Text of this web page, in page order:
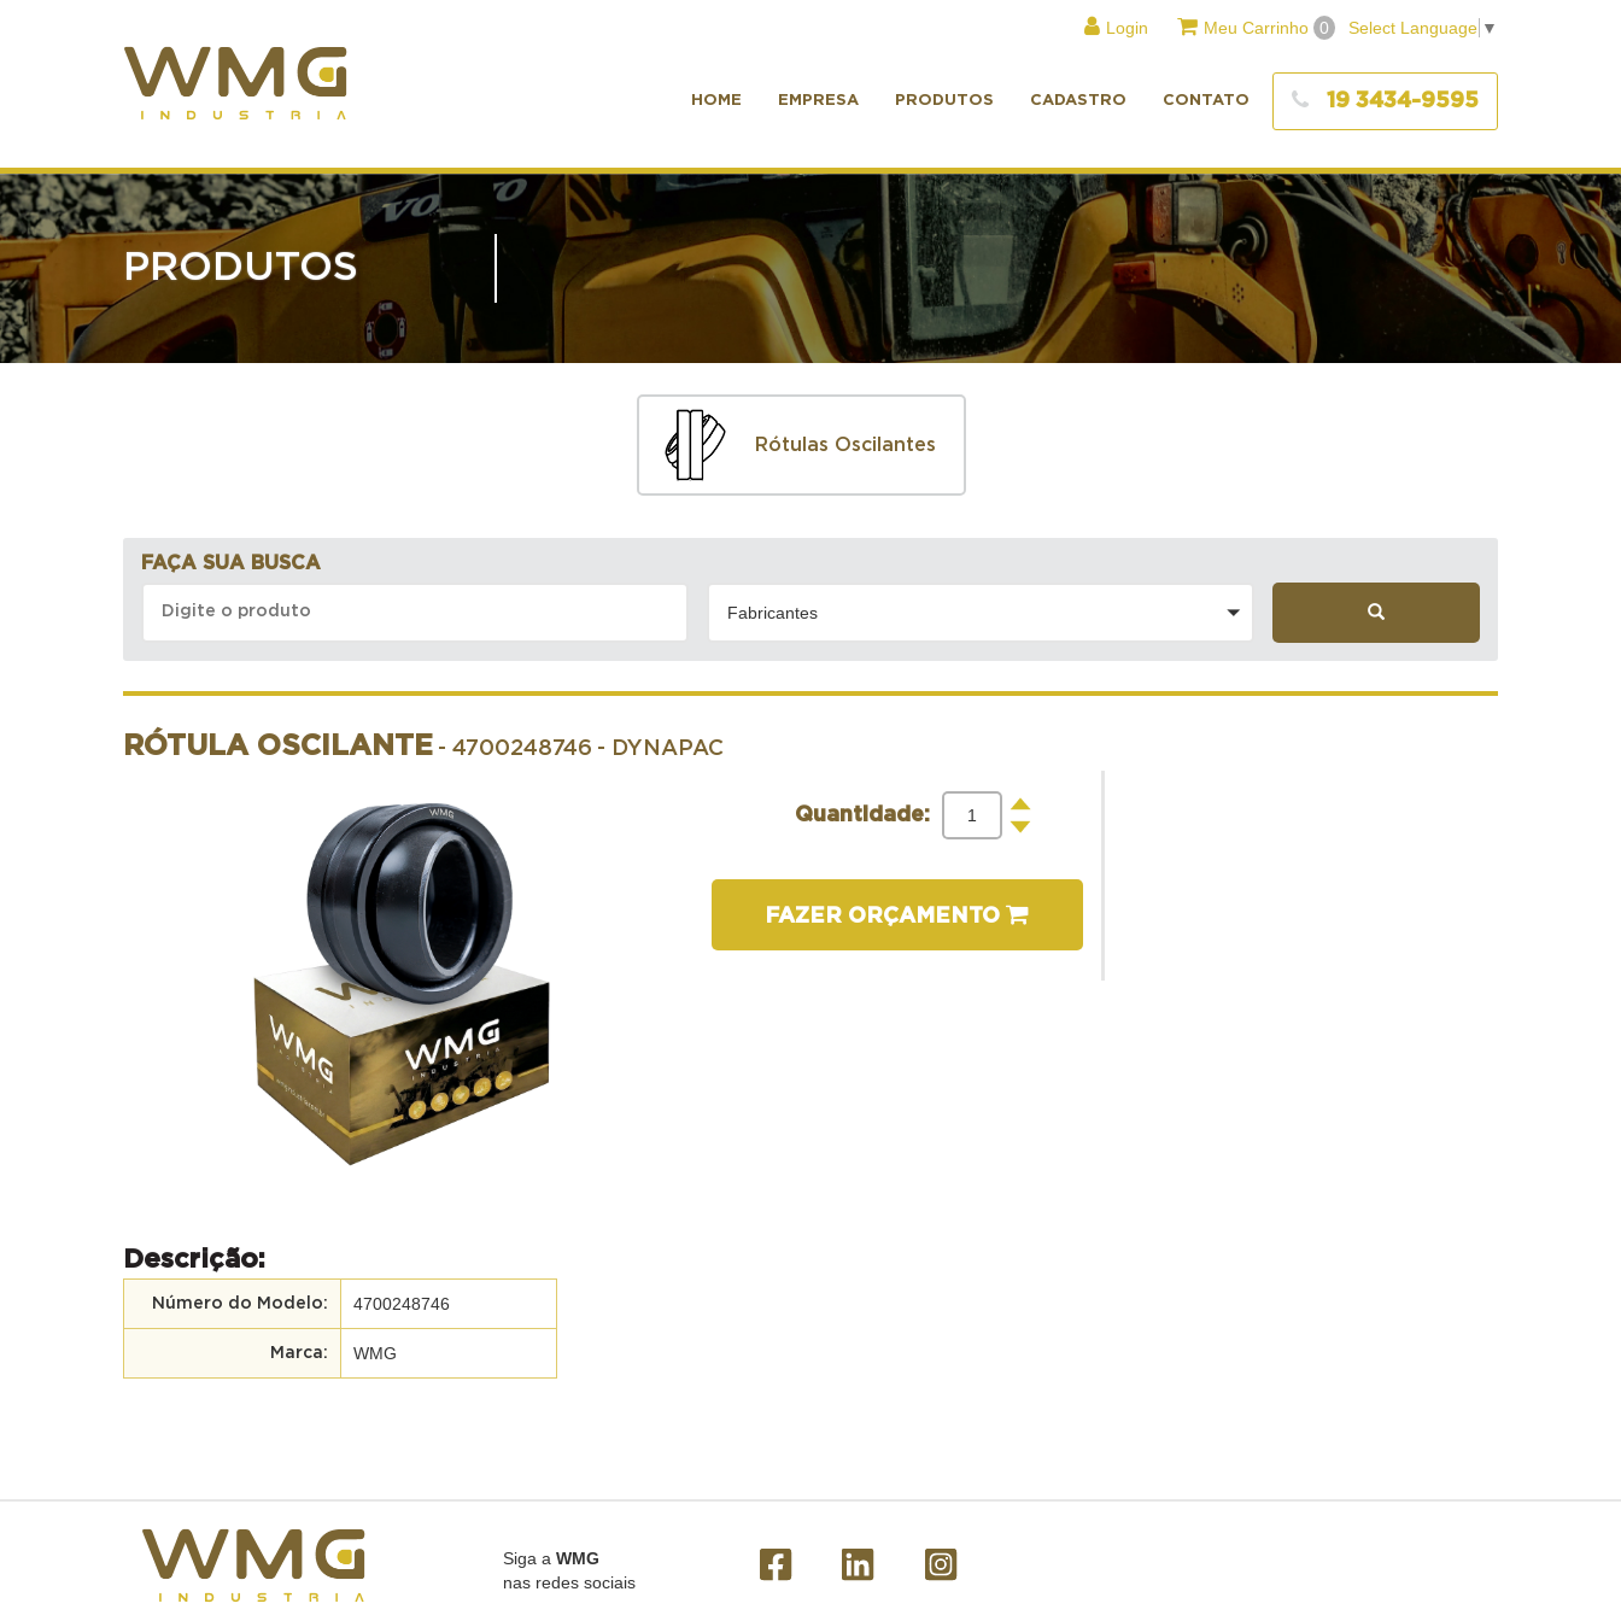
Login Meu Carrinho 0 Select Language ▼
HOME EMPRESA PRODUTOS CADASTRO CONTATO 19 3434-9595
PRODUTOS
Rótulas Oscilantes
FAÇA SUA BUSCA
Fabricantes
RÓTULA OSCILANTE - 4700248746 - DYNAPAC
Quantidade:
+
-
FAZER ORÇAMENTO
Descrição:
Número do Modelo: 4700248746
Marca: WMG
Siga a WMG
nas redes sociais